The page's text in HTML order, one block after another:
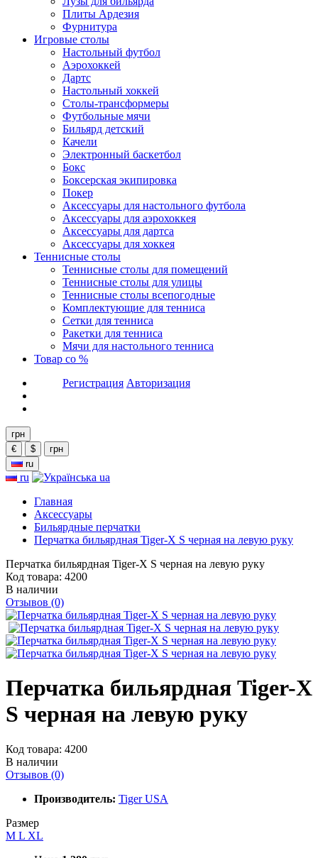
Плиты Ардезия
Фурнитура
Игровые столы
Настольный футбол
Аэрохоккей
Дартс
Настольный хоккей
Столы-трансформеры
Футбольные мячи
Бильярд детский
Качели
Электронный баскетбол
Бокс
Боксерская экипировка
Покер
Аксессуары для настольного футбола
Аксессуары для аэрохоккея
Аксессуары для дартса
Аксессуары для хоккея
Теннисные столы
Теннисные столы для помещений
Теннисные столы для улицы
Теннисные столы всепогодные
Комплектующие для тенниса
Сетки для тенниса
Ракетки для тенниса
Мячи для настольного тенниса
Товар со %
Регистрация Авторизация
грн
€
$
грн
ru
ru
ua
Главная
Аксессуары
Бильярдные перчатки
Перчатка бильярдная Tiger-X S черная на левую руку
Перчатка бильярдная Tiger-X S черная на левую руку
Код товара: 4200
В наличии
Отзывов (0)
Перчатка бильярдная Tiger-X
S черная на левую руку
Код товара: 4200
В наличии
Отзывов (0)
Производитель: Tiger USA
Размер
M L XL